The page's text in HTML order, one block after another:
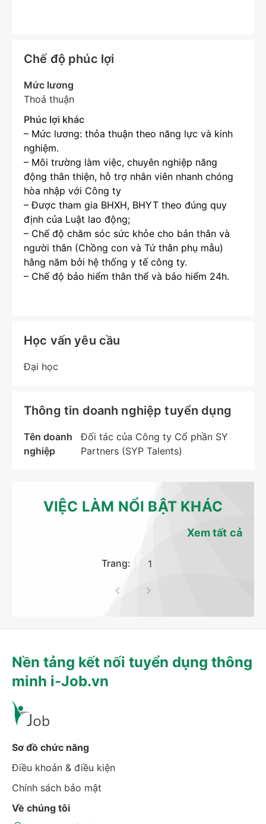
Chế độ phúc lợi
Mức lương
Thoả thuận
Phúc lợi khác
– Mức lương: thỏa thuận theo năng lực và kinh
nghiệm.
– Môi trường làm việc, chuyên nghiệp năng
động thân thiện, hỗ trợ nhân viên nhanh chóng
hòa nhập với Công ty
– Được tham gia BHXH, BHYT theo đúng quy
định của Luật lao động;
– Chế độ chăm sóc sức khỏe cho bản thân và
người thân (Chồng con và Tứ thân phụ mẫu)
hằng năm bởi hệ thống y tế công ty.
– Chế độ bảo hiểm thân thể và bảo hiểm 24h.
Học vấn yêu cầu
Đại học
Thông tin doanh nghiệp tuyển dụng
Tên doanh
nghiệp
Đối tác của Công ty Cổ phần SY
Partners (SYP Talents)
VIỆC LÀM NỔI BẬT KHÁC
Xem tất cả
Trang:
Nền tảng kết nối tuyển dụng thông
minh i-Job.vn
Về chúng tôi
Sơ đồ chức năng
Điều khoản & điều kiện
Chính sách bảo mật